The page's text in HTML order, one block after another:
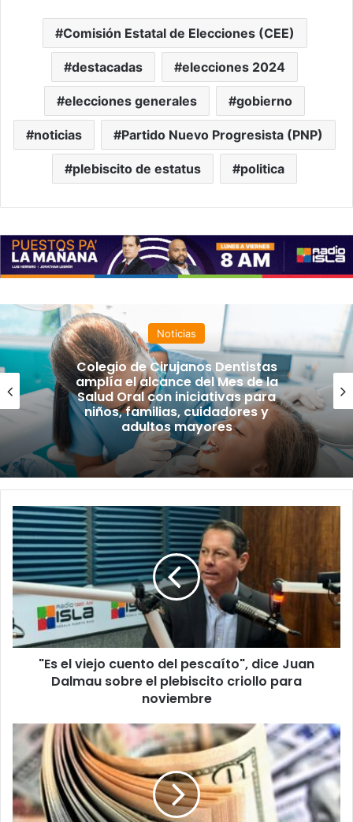
Comisión Estatal de Elecciones (CEE)
destacadas elecciones 2024
elecciones generales gobierno
noticias Partido Nuevo Progresista (PNP)
plebiscito de estatus politica
Noticias
Colegio de Cirujanos Dentistas
amplía el alcance del Mes de la
Salud Oral con iniciativas para
niños, familias, cuidadores y
adultos mayores
"Es
el
viejo
cuento
del
pescaíto",
dice
Juan
Dalmau
sobre
para
noviembre
"Es el viejo cuento del pescaíto", dice Juan
Dalmau sobre el plebiscito criollo para
noviembre
Empleados
municipales
y
del
CRIM
se